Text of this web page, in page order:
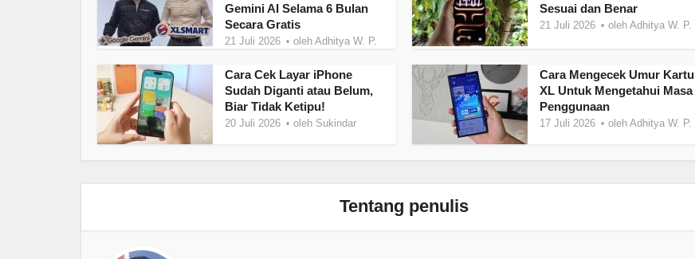
Gemini AI Selama 6 Bulan
Secara Gratis
21 Juli 2026 oleh Adhitya W. P.
Sesuai dan Benar
21 Juli 2026 oleh Adhitya W. P.
Cara Cek Layar iPhone
Sudah Diganti atau Belum,
Biar Tidak Ketipu!
20 Juli 2026 oleh Sukindar
Cara Mengecek Umur Kartu
XL Untuk Mengetahui Masa
Penggunaan
17 Juli 2026 oleh Adhitya W. P.
Tentang penulis